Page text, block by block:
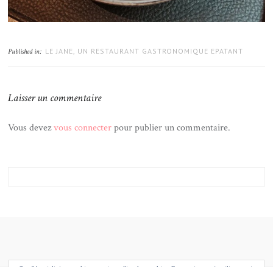
Published in: LE JANE, UN RESTAURANT GASTRONOMIQUE EPATANT
Laisser un commentaire
Vous devezvous connecterpour publier un commentaire.